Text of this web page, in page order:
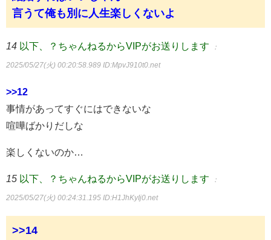
言うて俺も別に人生楽しくないよ
14 以下、？ちゃんねるからVIPがお送りします ：
2025/05/27(火) 00:20:58.989 ID:MpvJ910t0.net
>>12
事情があってすぐにはできないな
喧嘩ばかりだしな
楽しくないのか…
15 以下、？ちゃんねるからVIPがお送りします ：
2025/05/27(火) 00:24:31.195 ID:H1JhKyIj0.net
>>14